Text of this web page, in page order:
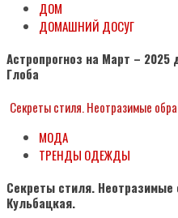
ДОМ
ДОМАШНИЙ ДОСУГ
Астропрогноз на Март – 2025
Глоба
Секреты стиля. Неотразимые
МОДА
ТРЕНДЫ ОДЕЖДЫ
Секреты стиля. Неотразимые
Кульбацкая.